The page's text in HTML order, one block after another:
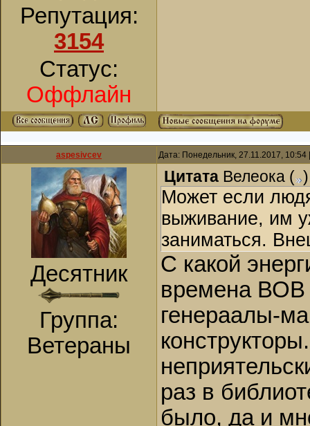
Репутация:
3154
Статус:
Оффлайн
aspesivcev Дата: Понедельник, 27.11.2017,
Десятник
Группа:
Ветераны
Цитата Велеока ( )
Может если
выживание, им
заниматься.
С какой
времена ВОВ
генераалы-
раз в
было, да и